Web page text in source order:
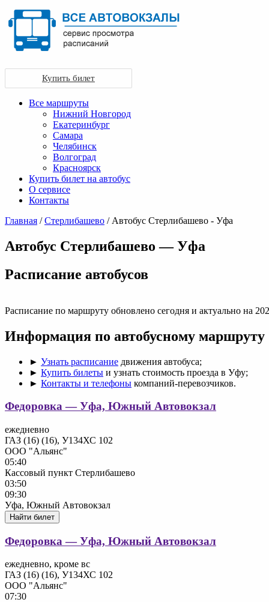
Купить билет
Все маршруты
Нижний Новгород
Екатеринбург
Самара
Челябинск
Волгоград
Красноярск
Купить билет на автобус
О сервисе
Контакты
Главная /Стерлибашево / Автобус Стерлибашево - Уфа
Автобус Стерлибашево — Уфа
Раcписание автобусов
Расписание по маршруту обновлено сегодня и актуально на
Информация по автобусному
► Узнать расписание движения автобуса;
► Купить билеты и узнать стоимость проезда в Уфу;
► Контакты и телефоны компаний-перевозчиков.
Федоровка — Уфа, Южный Автовокзал
ежедневно
ГАЗ (16) (16), У134ХС 102
ООО "Альянс"
05:40
Кассовый пункт Стерлибашево
03:50
09:30
Уфа, Южный Автовокзал
Найти билет
Федоровка — Уфа, Южный Автовокзал
ежедневно, кроме вс
ГАЗ (16) (16), У134ХС 102
ООО "Альянс"
07:30